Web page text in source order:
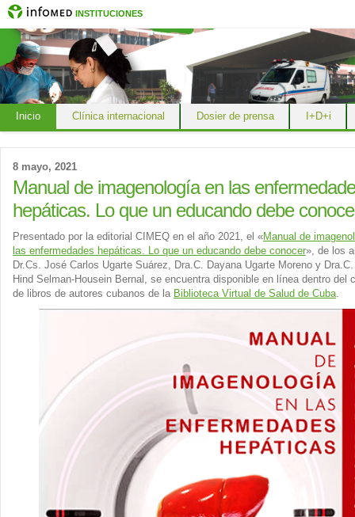
INSTITUCIONES
Inicio Clínica internacional Dosier de prensa I+D+i
8 mayo, 2021
Manual de imagenología en las
hepáticas. Lo que un educando debe
Presentado por la editorial CIMEQ en el año 2021, el «Manual de
las enfermedades hepáticas. Lo que un educando debe conocer», de los
Dr.Cs. José Carlos Ugarte Suárez, Dra.C. Dayana Ugarte Moreno y
Hind Selman-Housein Bernal, se encuentra disponible en línea dentro del
de libros de autores cubanos de la Biblioteca Virtual de Salud de Cuba.